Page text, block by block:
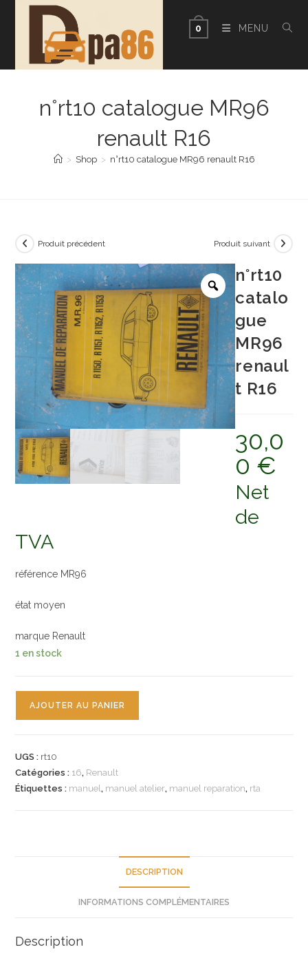
0 MENU
n°rt10 catalogue MR96
renault R16
> Shop > n°rt10 catalogue MR96 renault R16
Produit précédent Produit suivant
n°rt10
catalo
gue
MR96
renaul
t R16
30,0
0 €
Net
de
TVA
référence MR96
état moyen
marque Renault
1 en stock
MR96
renault
AJOUTER AU PANIER
UGS : rt10
Catégories : 16, Renault
Étiquettes : manuel, manuel atelier, manuel reparation, rta
DESCRIPTION
INFORMATIONS COMPLÉMENTAIRES
Description